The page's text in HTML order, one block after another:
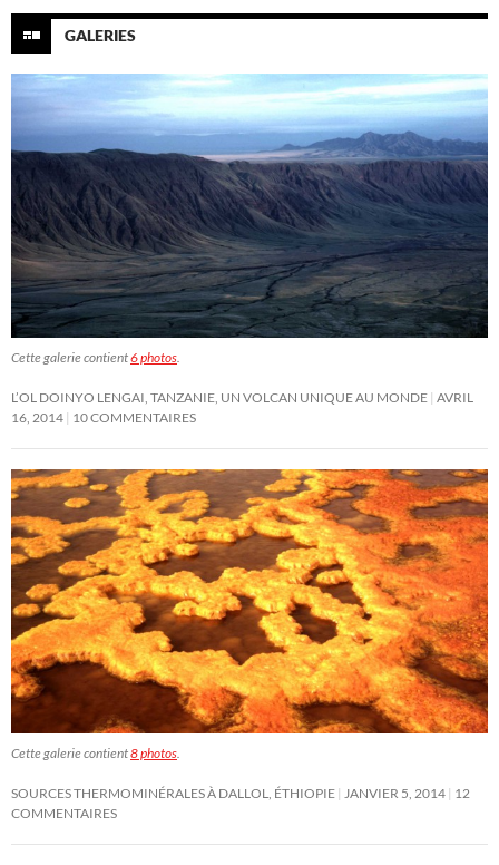
GALERIES
Cette galerie contient6 photos.
L’OL DOINYO LENGAI, TANZANIE, UN VOLCAN UNIQUE AU MONDE AVRIL
16, 2014 10 COMMENTAIRES
Cette galerie contient8 photos.
SOURCES THERMOMINÉRALES À DALLOL, ÉTHIOPIE JANVIER 5, 2014 12
COMMENTAIRES